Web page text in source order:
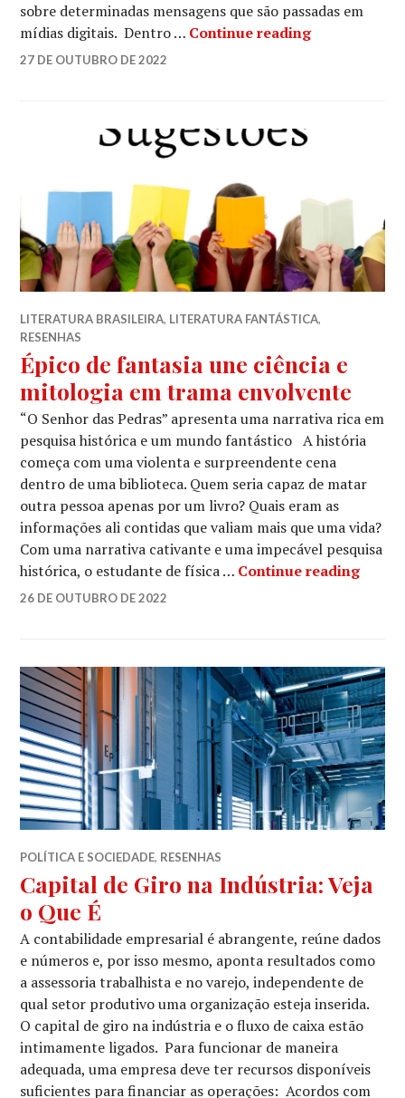
sobre determinadas mensagens que são passadas em
mídias digitais. Dentro … Continue readingEntenda a
LUCIANA
27 DE OUTUBRO DE 2022
LITERATURA BRASILEIRA, LITERATURA FANTÁSTICA,
RESENHAS
Épico de fantasia une ciência e
mitologia em trama envolvente
“O Senhor das Pedras” apresenta uma narrativa rica em
pesquisa histórica e um mundo fantástico A história
começa com uma violenta e surpreendente cena
dentro de uma biblioteca. Quem seria capaz de matar
outra pessoa apenas por um livro? Quais eram as
informações ali contidas que valiam mais que uma vida?
Com uma narrativa cativante e uma impecável pesquisa
histórica, o estudante de física … Continue readingÉpico
LUCIANA
26 DE OUTUBRO DE 2022
POLÍTICA E SOCIEDADE, RESENHAS
Capital de Giro na Indústria: Veja
o Que É
A contabilidade empresarial é abrangente, reúne dados
e números e, por isso mesmo, aponta resultados como
a assessoria trabalhista e no varejo, independente de
qual setor produtivo uma organização esteja inserida.
O capital de giro na indústria e o fluxo de caixa estão
intimamente ligados. Para funcionar de maneira
adequada, uma empresa deve ter recursos disponíveis
suficientes para financiar as operações: Acordos com